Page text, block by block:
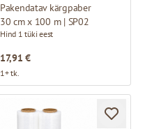
Pakendatav kärgpaber
30 cm x 100 m | SP02
Hind 1 tüki eest
17,91 €
1+ tk.